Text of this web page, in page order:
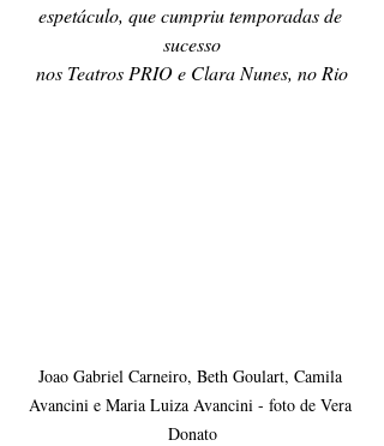
espetáculo, que cumpriu temporadas de
sucesso
nos Teatros PRIO e Clara Nunes, no Rio
Joao Gabriel Carneiro, Beth Goulart, Camila
Avancini e Maria Luiza Avancini - foto de Vera
Donato